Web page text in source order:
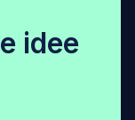
e idee